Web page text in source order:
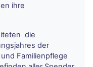
ihre
die
der
Familienpflege